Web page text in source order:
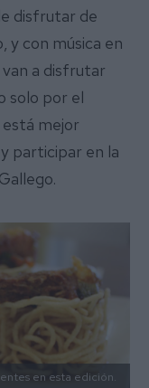
disfrutar de
y con música en
van a disfrutar
solo por el
mejor
participar en la
en esta edición.